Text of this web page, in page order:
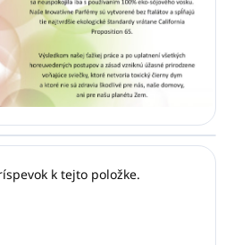
k tejto položke.